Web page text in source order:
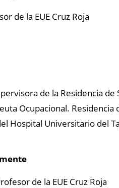
de la EUE Cruz Roja
de la Residencia
Ocupacional. Residencia
Hospital Universitario del
de la EUE Cruz Roja